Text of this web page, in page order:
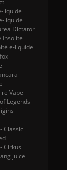
liquide
liquide
Dictator
Insolite
e-liquide
Vape
Legends
Classic
Cirkus
juice